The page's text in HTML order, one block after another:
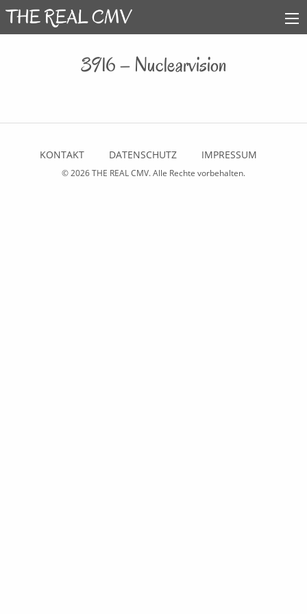
3916 – Nuclearvision
KONTAKT DATENSCHUTZ IMPRESSUM
© 2026THE REAL CMV. Alle Rechte vorbehalten.